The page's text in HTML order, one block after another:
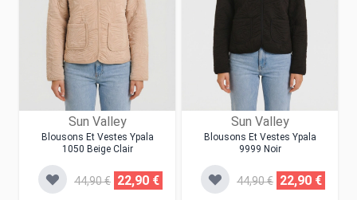
Sun Valley
Blousons Et Vestes Ypala
1050 Beige Clair
44,90 € 22,90 €
Sun Valley
Blousons Et Vestes Ypala
9999 Noir
44,90 € 22,90 €